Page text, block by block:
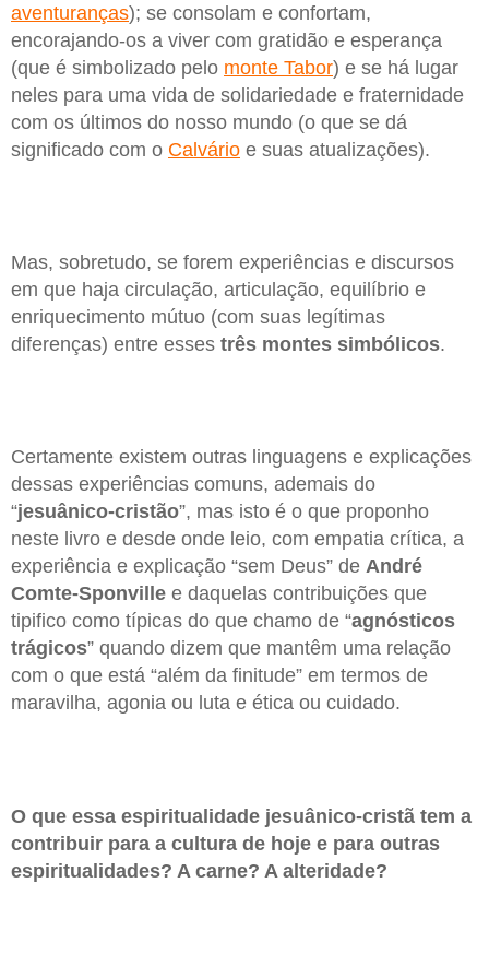
aventuranças); se consolam e confortam,
encorajando-os a viver com gratidão e esperança
(que é simbolizado pelo monte Tabor) e se há lugar
neles para uma vida de solidariedade e fraternidade
com os últimos do nosso mundo (o que se dá
significado com o Calvário e suas atualizações).
Mas, sobretudo, se forem experiências e discursos
em que haja circulação, articulação, equilíbrio e
enriquecimento mútuo (com suas legítimas
diferenças) entre esses três montes simbólicos.
Certamente existem outras linguagens e explicações
dessas experiências comuns, ademais do
“jesuânico-cristão”, mas isto é o que proponho
neste livro e desde onde leio, com empatia crítica, a
experiência e explicação “sem Deus” de André
Comte-Sponville e daquelas contribuições que
tipifico como típicas do que chamo de “agnósticos
trágicos” quando dizem que mantêm uma relação
com o que está “além da finitude” em termos de
maravilha, agonia ou luta e ética ou cuidado.
O que essa espiritualidade jesuânico-cristã tem a
contribuir para a cultura de hoje e para outras
espiritualidades? A carne? A alteridade?